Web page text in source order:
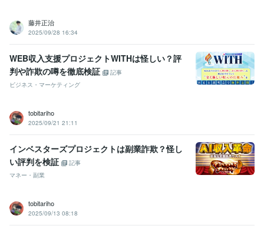
藤井正治
2025/09/28 16:34
WEB収入支援プロジェクトWITHは怪しい？評
判や詐欺の噂を徹底検証
記事
ビジネス・マーケティング
tobitariho
2025/09/21 21:11
インベスターズプロジェクトは副業詐欺？怪し
い評判を検証
記事
マネー・副業
tobitariho
2025/09/13 08:18